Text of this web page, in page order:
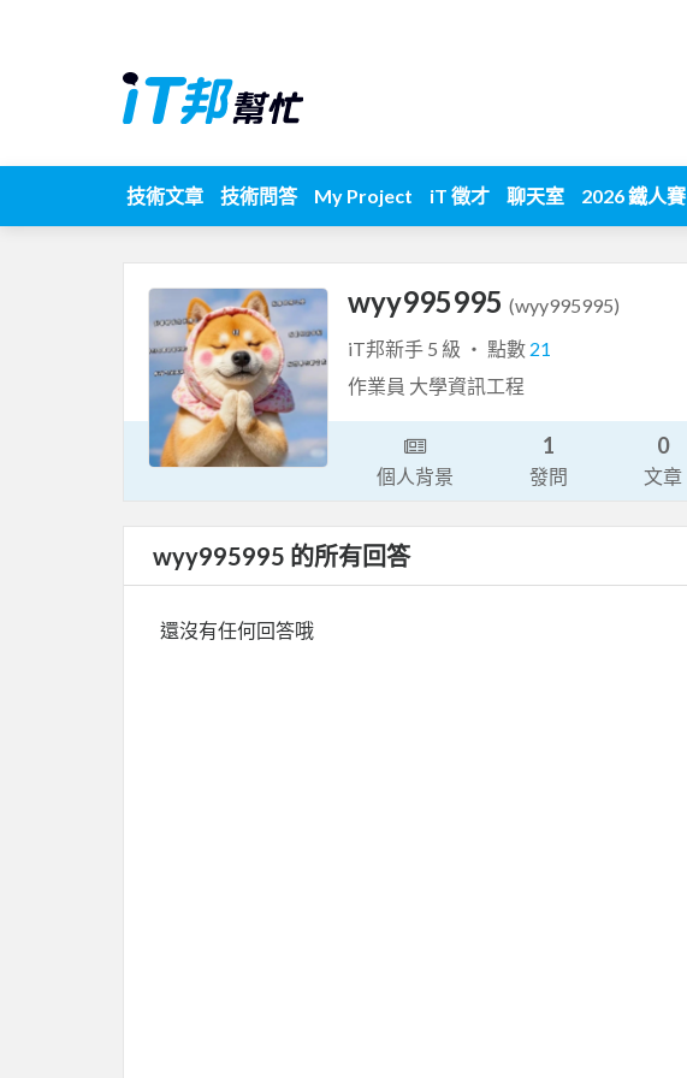
技術文章 技術問答 My Project iT 徵才 聊天室 2026 鐵人賽
wyy995995 (wyy995995)
iT邦新手 5 級 ‧ 點數 21
作業員 大學資訊工程
個人背景
1
發問
0
文章
wyy995995 的所有回答
還沒有任何回答哦